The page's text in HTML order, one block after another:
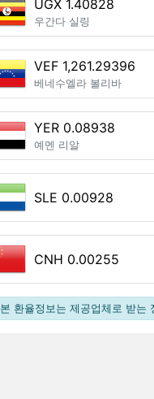
UGX 1.40828
우간다 실링
VEF 1,261.29396
베네수엘라 볼리바
YER 0.08938
예멘 리알
SLE 0.00928
CNH 0.00255
본 환율정보는 제공업체로 받는